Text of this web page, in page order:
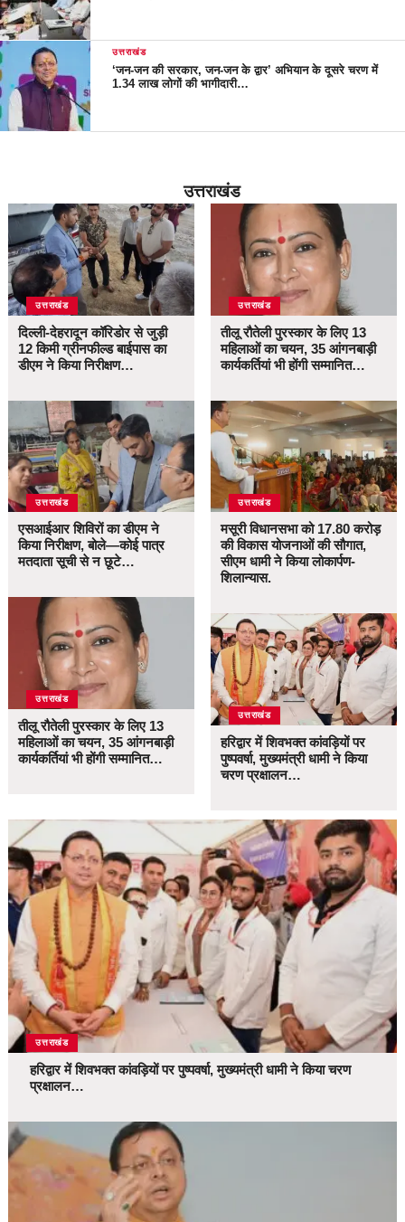
उत्तराखंड
‘जन-जन की सरकार, जन-जन के द्वार’ अभियान के दूसरे चरण में
1.34 लाख लोगों की भागीदारी…
उत्तराखंड
उत्तराखंड
दिल्ली-देहरादून कॉरिडोर से जुड़ी
12 किमी ग्रीनफील्ड बाईपास का
डीएम ने किया निरीक्षण…
उत्तराखंड
एसआईआर शिविरों का डीएम ने
किया निरीक्षण, बोले—कोई पात्र
मतदाता सूची से न छूटे…
उत्तराखंड
तीलू रौतेली पुरस्कार के लिए 13
महिलाओं का चयन, 35 आंगनबाड़ी
कार्यकर्तियां भी होंगी सम्मानित…
उत्तराखंड
तीलू रौतेली पुरस्कार के लिए 13
महिलाओं का चयन, 35 आंगनबाड़ी
कार्यकर्तियां भी होंगी सम्मानित…
उत्तराखंड
मसूरी विधानसभा को 17.80 करोड़
की विकास योजनाओं की सौगात,
सीएम धामी ने किया लोकार्पण-
शिलान्यास.
उत्तराखंड
हरिद्वार में शिवभक्त कांवड़ियों पर
पुष्पवर्षा, मुख्यमंत्री धामी ने किया
चरण प्रक्षालन…
उत्तराखंड
हरिद्वार में शिवभक्त कांवड़ियों पर पुष्पवर्षा, मुख्यमंत्री धामी ने किया चरण
प्रक्षालन…